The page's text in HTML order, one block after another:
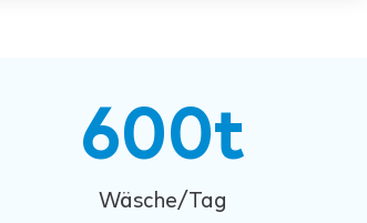
600t
Wäsche/Tag